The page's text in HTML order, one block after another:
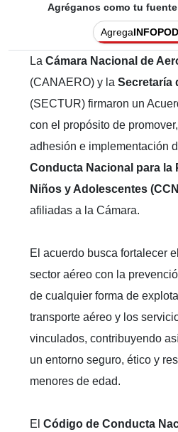
Agréganos como tu
Agrega
La Cámara Nacional de
(CANAERO) y la Secretaría
(SECTUR) firmaron un
con el propósito de
adhesión e implementación
Conducta Nacional para la
Niños y Adolescentes
afiliadas a la Cámara.
El acuerdo busca fortalecer
sector aéreo con la
de cualquier forma de
transporte aéreo y los
vinculados, contribuyendo
un entorno seguro, ético y
menores de edad.
El Código de Conducta